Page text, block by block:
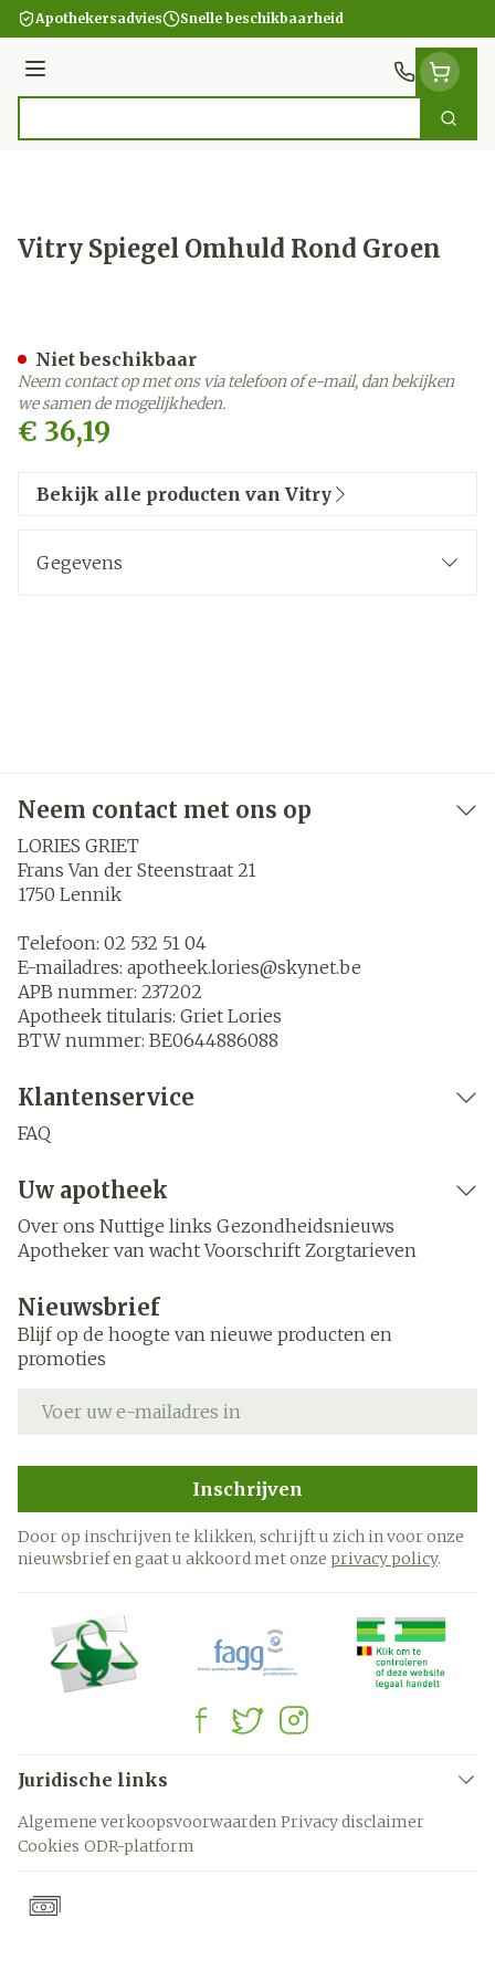
Ga naar de inhoud
Apothekersadvies Snelle beschikbaarheid
Menu
Zoek
Vitry Spiegel Omhuld Rond Groen
€ 36,19
Niet beschikbaar
Neem contact op met ons via telefoon of e-mail, dan bekijken
we samen de mogelijkheden.
Bekijk alle producten van Vitry
Gegevens
Neem contact met ons op
LORIES GRIET
Frans Van der Steenstraat 21
1750 Lennik
Telefoon: 02 532 51 04
E-mailadres: apotheek.lories@skynet.be
APB nummer: 237202
Apotheek titularis: Griet Lories
BTW nummer: BE0644886088
Klantenservice
FAQ
Uw apotheek
Over ons Nuttige links Gezondheidsnieuws
Apotheker van wacht Voorschrift Zorgtarieven
Nieuwsbrief
Blijf op de hoogte van nieuwe producten en
promoties
Inschrijven
Door op inschrijven te klikken, schrijft u zich in voor onze
nieuwsbrief en gaat u akkoord met onze privacy policy.
Juridische links
Algemene verkoopsvoorwaarden Privacy disclaimer
Cookies ODR-platform